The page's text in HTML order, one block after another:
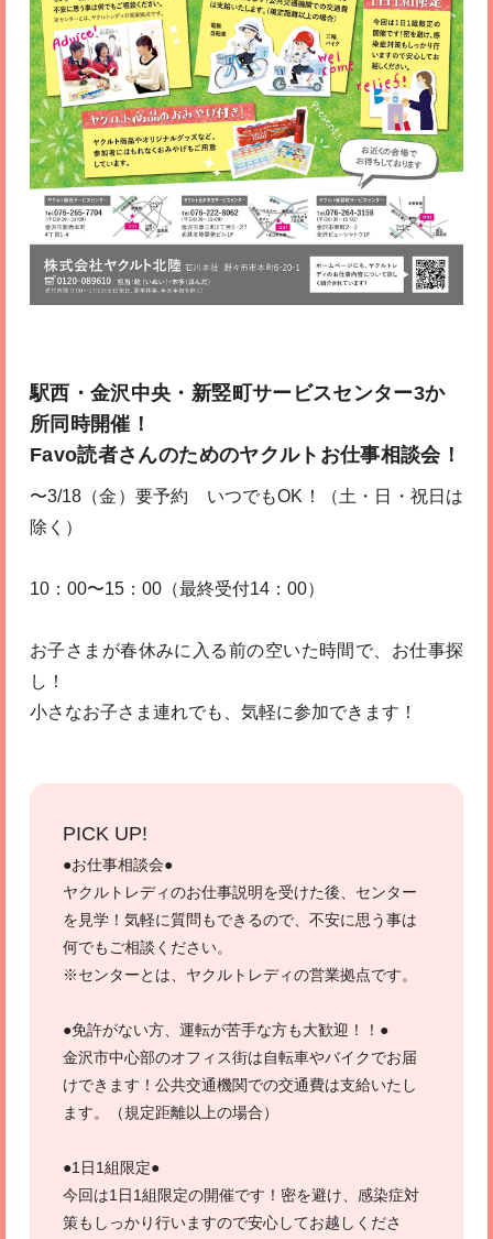
駅西・金沢中央・新竪町サービスセンター3か
所同時開催！
Favo読者さんのためのヤクルトお仕事相談会！
〜3/18（金）要予約 いつでもOK！（土・日・祝日は
除く）
10：00〜15：00（最終受付14：00）
お子さまが春休みに入る前の空いた時間で、お仕事探
し！
小さなお子さま連れでも、気軽に参加できます！
PICK UP!
●お仕事相談会●
ヤクルトレディのお仕事説明を受けた後、センター
を見学！気軽に質問もできるので、不安に思う事は
何でもご相談ください。
※センターとは、ヤクルトレディの営業拠点です。
●免許がない方、運転が苦手な方も大歓迎！！●
金沢市中心部のオフィス街は自転車やバイクでお届
けできます！公共交通機関での交通費は支給いたし
ます。（規定距離以上の場合）
●1日1組限定●
今回は1日1組限定の開催です！密を避け、感染症対
策もしっかり行いますので安心してお越しくださ